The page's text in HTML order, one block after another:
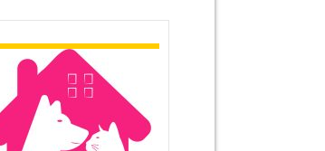
شاهد التفاصيل